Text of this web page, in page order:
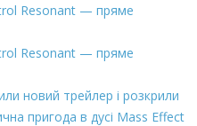
Resonant — пряме
Resonant — пряме
новий трейлер і розкрили
пригода в дусі Mass Effect